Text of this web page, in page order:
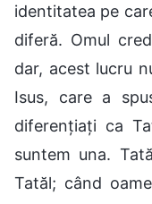
identitatea pe
diferă. Omul
dar, acest lucru
Isus, care a
diferențiați ca
suntem una.
Tatăl; când